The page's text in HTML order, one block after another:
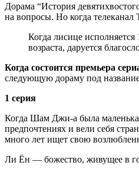
Дорама “История
на вопросы. Но когда телеканал
Когда лисице
возраcта, даруется
Когда состоится премьера
следующую дораму под
1 серия
Когда Шам Джи-а была
предпочтениях и вели себя
много лет ищет свою
Ли Ён — божество, живущее в